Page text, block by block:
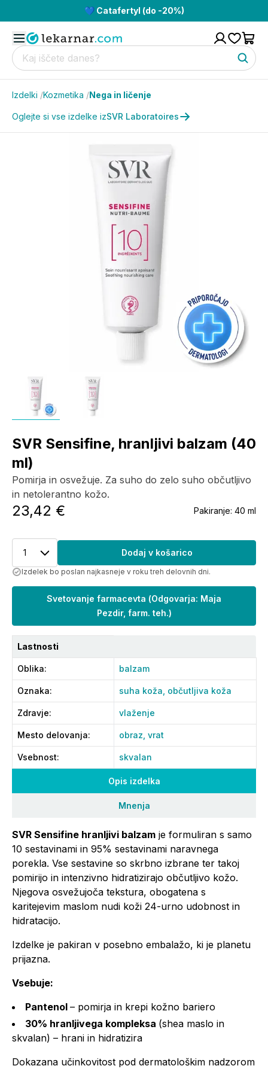
💙 Catafertyl (do -20%)
Izdelki /Kozmetika /Nega in ličenje
Oglejte si vse izdelke izSVR Laboratoires
Opis izdelka
Mnenja
SVR Sensifine hranljivi balzam je formuliran s samo
10 sestavinami in 95% sestavinami naravnega
porekla. Vse sestavine so skrbno izbrane ter takoj
pomirijo in intenzivno hidratizirajo občutljivo kožo.
Njegova osvežujoča tekstura, obogatena s
karitejevim maslom nudi koži 24-urno udobnost in
hidratacijo.
Izdelke je pakiran v posebno embalažo, ki je planetu
prijazna.
Vsebuje:
Pantenol – pomirja in krepi kožno bariero
30% hranljivega kompleksa (shea maslo in
skvalan) – hrani in hidratizira
Dokazana učinkovitost pod dermatološkim nadzorom
SVR Sensifine, hranljivi balzam (40
ml)
Pomirja in osvežuje. Za suho do zelo suho občutljivo
in netolerantno kožo.
23,42 € Pakiranje: 40 ml
1 Dodaj v košarico
Izdelek bo poslan najkasneje v roku treh delovnih dni.
Svetovanje farmacevta (Odgovarja: Maja
Pezdir, farm. teh.)
Lastnosti
Oblika: balzam
Oznaka: suha koža, občutljiva koža
Zdravje: vlaženje
Mesto delovanja: obraz, vrat
Vsebnost: skvalan